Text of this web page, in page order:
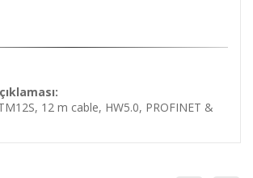
12 m cable, HW5.0, PROFINET &